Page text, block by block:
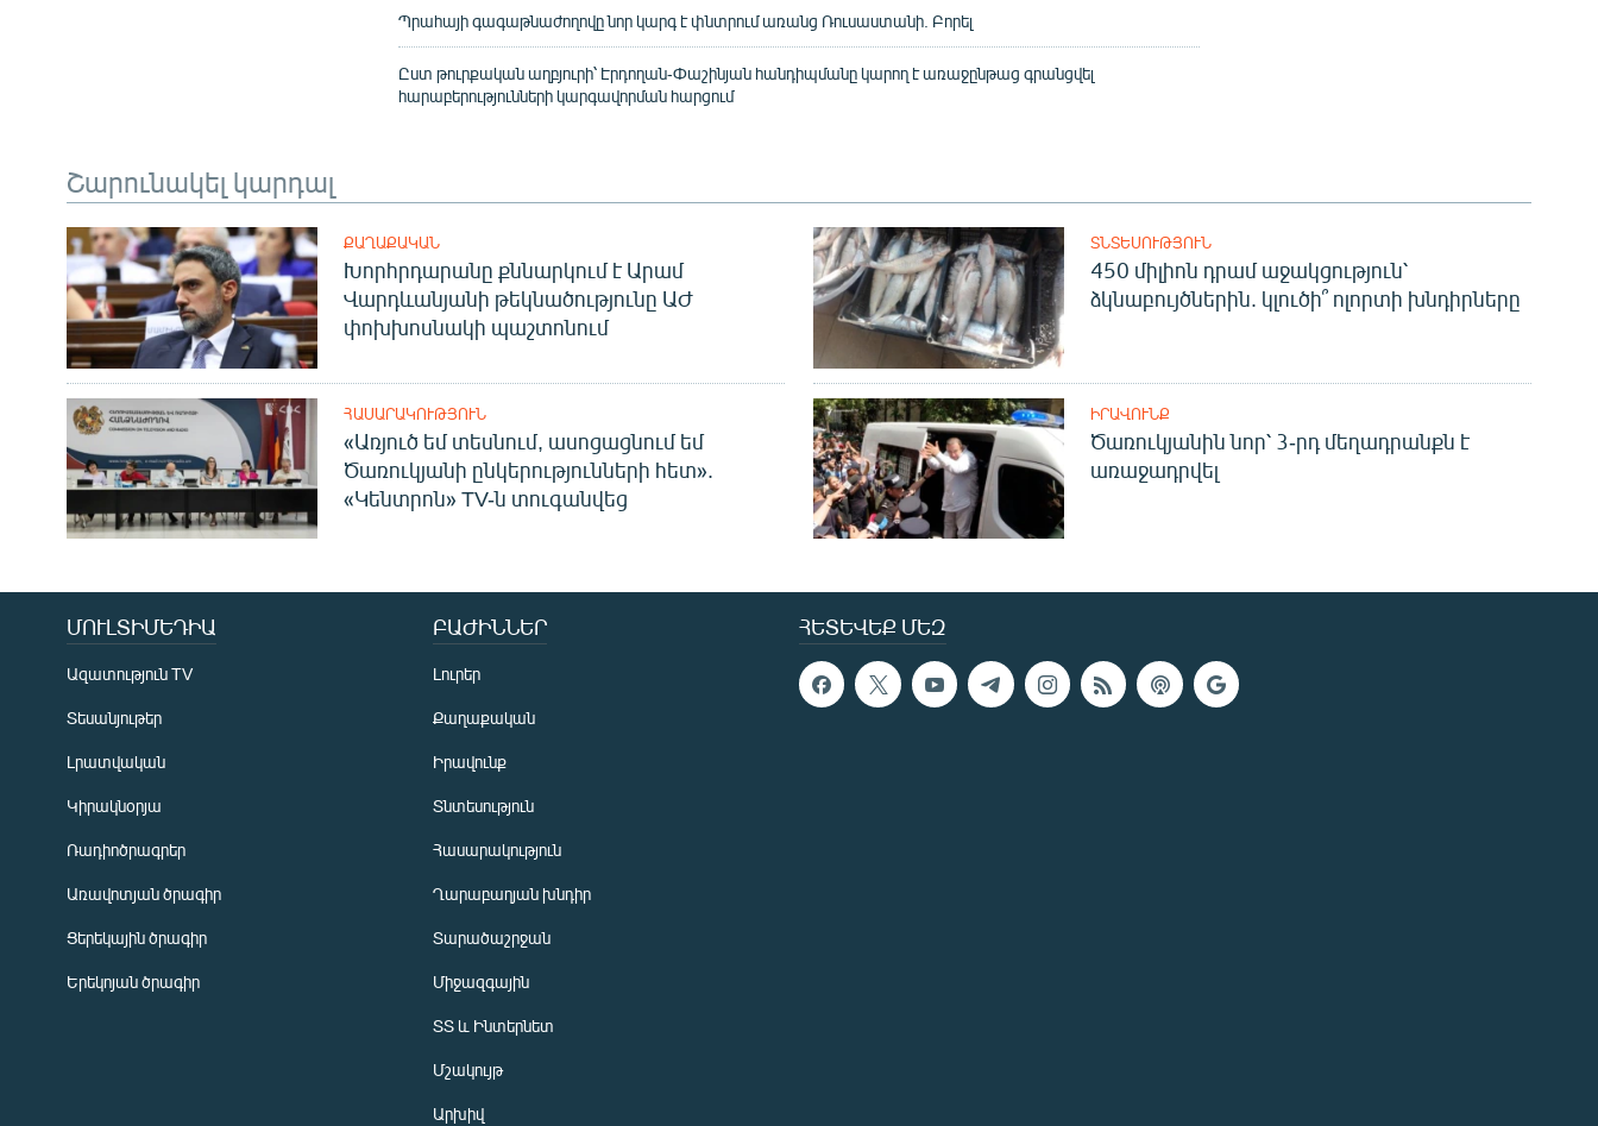
Պրահայի գագաթնաժողովը նոր կարգ է փնտրում առանց Ռուսաստանի. Բորել
Ըստ թուրքական աղբյուրի՝ Էրդողան-Փաշինյան հանդիպմանը կարող է առաջընթաց գրանցվել
հարաբերությունների կարգավորման հարցում
Շարունակել կարդալ
ՔԱՂԱՔԱԿԱՆ
Խորհրդարանը քննարկում է Արամ
Վարդևանյանի թեկնածությունը ԱԺ
փոխխոսնակի պաշտոնում
ՏՆՏԵՍՈՒԹՅՈՒՆ
450 միլիոն դրամ աջակցություն՝
ձկնաբույծներին. կլուծի՞ ոլորտի խնդիրները
ՀԱՍԱՐԱԿՈՒԹՅՈՒՆ
«Առյուծ եմ տեսնում, ասոցացնում եմ
Ծառուկյանի ընկերությունների հետ».
«Կենտրոն» TV-ն տուգանվեց
ԻՐԱՎՈՒՆՔ
Ծառուկյանին նոր՝ 3-րդ մեղադրանքն է
առաջադրվել
ՀԵՏԵՎԵՔ ՄԵԶ
ՄՈՒԼՏԻՄԵԴԻԱ
Ազատություն TV
Տեսանյութեր
Լրատվական
Կիրակնօրյա
Ռադիոծրագրեր
Առավոտյան ծրագիր
Ցերեկային ծրագիր
Երեկոյան ծրագիր
ԲԱԺԻՆՆԵՐ
Լուրեր
Քաղաքական
Իրավունք
Տնտեսություն
Հասարակություն
Ղարաբաղյան խնդիր
Տարածաշրջան
Միջազգային
ՏՏ և Ինտերնետ
Մշակույթ
Արխիվ